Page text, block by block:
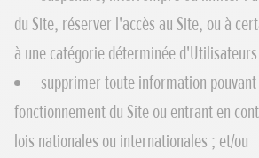
du Site, réserver l'accès au Site, ou à
à une catégorie déterminée
supprimer toute information
fonctionnement du Site ou entrant en
lois nationales ou internationales ; et/ou